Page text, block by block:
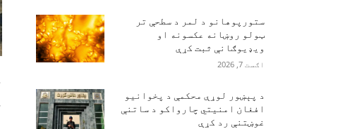
ستورپوهانو د لمر د سطحې تر
ټولو روښانه عکسونه او
ویډیوګانې ثبت کړې
اګست 7, 2026
د پېښور لوړې محکمې د پخوانیو
افغان امنیتي چارواکو د ساتنې
غوښتنې رد کړې